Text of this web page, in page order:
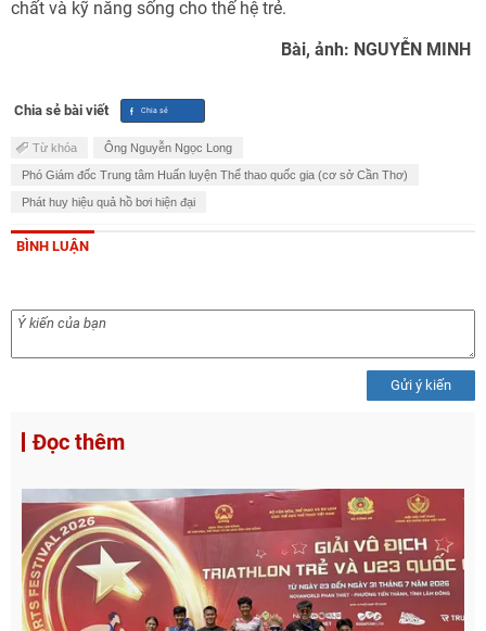
chất và kỹ năng sống cho thế hệ trẻ.
Bài, ảnh: NGUYỄN MINH
Chia sẻ bài viết
Từ khóa Ông Nguyễn Ngọc Long
Phó Giám đốc Trung tâm Huấn luyện Thể thao quốc gia (cơ sở Cần Thơ)
Phát huy hiệu quả hồ bơi hiện đại
BÌNH LUẬN
Gửi ý kiến
Đọc thêm